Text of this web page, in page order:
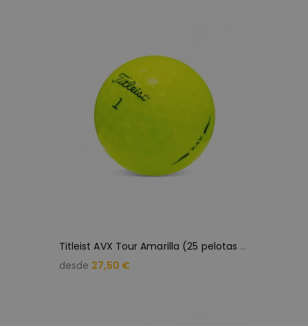
T
itleist AVX Tour Amarilla (25 pelotas de golf)
desde 27,50 €